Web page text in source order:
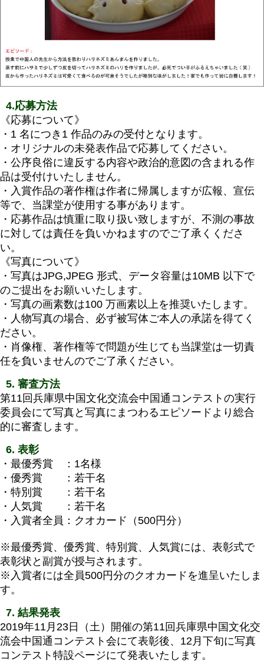
4.応募方法
《応募について》
・1 名につき1 作品のみの受付となります。
・オリジナルの未発表作品で応募してください。
・公序良俗に違反する内容や政治的意図の含まれる作
品は受付けいたしません。
・入賞作品の著作権は作者に帰属しますが広報、宣伝
等で、当課堂が使用する事があります。
・応募作品は慎重に取り扱い致しますが、不測の事故
に対しては責任を負いかねますのでご了承くくださ
い。
《写真について》
・写真はJPG,JPEG 形式、データ容量は10MB 以下で
のご提出をお願いいたします。
・写真の画素数は100 万画素以上を推奨いたします。
・人物写真の場合、必ず被写体ご本人の承諾を得てく
ださい。
・肖像権、著作権等で問題が生じても当課堂は一切責
任を負いませんのでご了承ください。
5. 審査方法
第11回兵庫県中国文化交流会中国通コンテストの実行
委員会にて写真と写真にまつわるエピソードより総合
的に審査します。
6. 表彰
・最優秀賞 ：1名様
・優秀賞 ：若干名
・特別賞 ：若干名
・人気賞 ：若干名
・入賞者全員：クオカード（500円分）
※最優秀賞、優秀賞、特別賞、人気賞には、表彰式で
表彰状と副賞が授与されます。
※入賞者には全員500円分のクオカードを進呈いたしま
す。
7. 結果発表
2019年11月23日（土）開催の第11回兵庫県中国文化交
流会中国通コンテスト会にて表彰後、12月下旬に写真
コンテスト特設ページにて発表いたします。